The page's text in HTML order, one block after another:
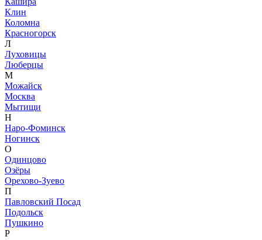
Клин
Коломна
Красногорск
Л
Луховицы
Люберцы
М
Можайск
Москва
Мытищи
Н
Наро-Фоминск
Ногинск
О
Одинцово
Озёры
Орехово-Зуево
П
Павловский Посад
Подольск
Пушкино
Р